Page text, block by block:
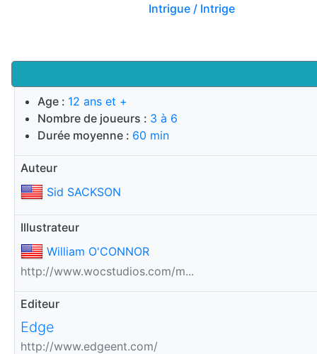
Age : 12 ans et +
Nombre de joueurs : 3 à 6
Durée moyenne : 60 min
Auteur
Sid SACKSON
Illustrateur
William O'CONNOR
http://www.wocstudios.com/m...
Editeur
Edge
http://www.edgeent.com/
Intrigue / Intrige